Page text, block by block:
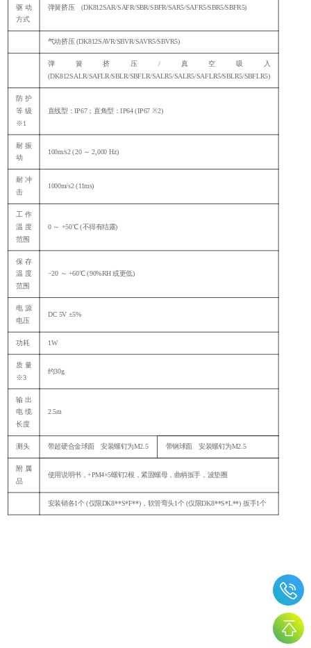
驱动
方式
弹簧挤压 (DK812SAR/SAFR/SBR/SBFR/SAR5/SAFR5/SBR5/SBFR5)
气动挤压 (DK812SAVR/SBVR/SAVR5/SBVR5)
弹簧挤压 /真空吸入
(DK812SALR/SAFLR/SBLR/SBFLR/SALR5/SALR5/SAFLR5/SBLR5/SBFLR5)
防护
等级
※1
直线型：IP67；直角型：IP64 (IP67 ※2)
耐振
动
100m/s2 (20 ～ 2,000 Hz)
耐冲
击
1000m/s2 (11ms)
工作
温度
范围
0 ～ +50℃ (不得有结露)
保存
温度
范围
−20 ～ +60℃ (90%RH 或更低)
电源
电压
DC 5V ±5%
功耗 1W
质量
※3
约30g
输出
电缆
长度
2.5m
测头 带超硬合金球面 安装螺钉为M2.5 带钢球面 安装螺钉为M2.5
附属
品
使用说明书，+PM4×5螺钉2根，紧固螺母，曲柄扳手，波垫圈
安装销各1个 (仅限DK8**S*F**)，软管弯头1个 (仅限DK8**S*L**) 扳手1个